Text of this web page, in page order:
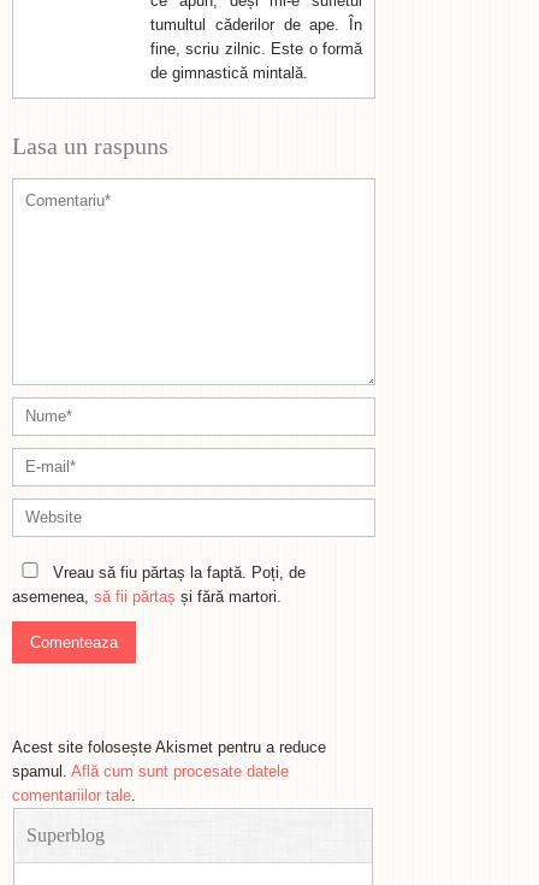
tumultul căderilor de ape. În
fine, scriu zilnic. Este o formă
de gimnastică mintală.
Lasa un raspuns
Vreau să fiu părtaș la faptă. Poți, de
asemenea, să fii părtaș și fără martori.
Acest site folosește Akismet pentru a reduce
spamul. Află cum sunt procesate datele
comentariilor tale.
Superblog